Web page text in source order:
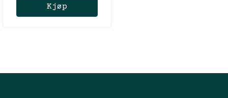
Kjøp